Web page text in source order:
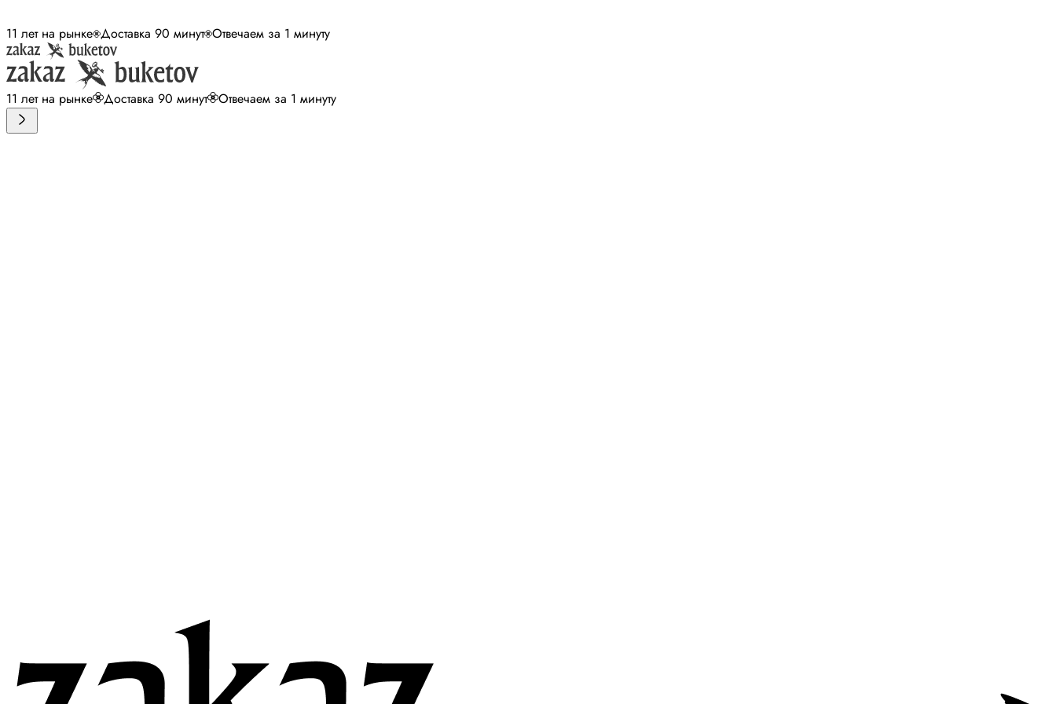
11 лет на рынке Доставка 90 минут Отвечаем за 1 минуту
11 лет на рынке Доставка 90 минут Отвечаем за 1 минуту